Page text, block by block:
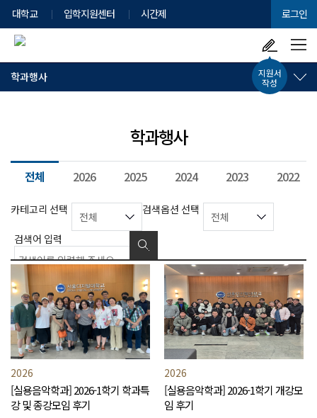
대학교 입학지원센터 시간제 로그인
지원서
작성
학과행사
학과행사
전체 2026 2025 2024 2023 2022
총267건
검
용
카테고리 선택 검색옵션 선택
검색어 입력 검색
2026
[실용음악학과] 2026-1학기 학과특
강 및 종강모임 후기
2026
[실용음악학과] 2026-1학기 개강모
임 후기